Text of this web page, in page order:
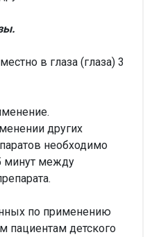
в глаза (глаза) 3
других
необходимо
минут между
по применению
пациентам детского